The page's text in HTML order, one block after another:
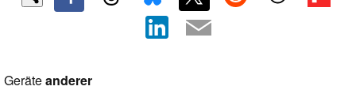
Geräteanderer